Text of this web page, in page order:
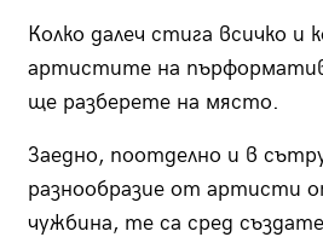
Колко далеч стига всичко и
артистите на
ще разберете на място.
Заедно, поотделно и в
разнообразие от артисти
чужбина, те са сред